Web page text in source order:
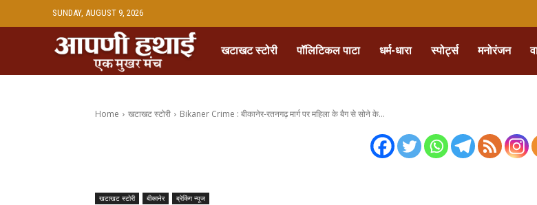
SUNDAY, AUGUST 9, 2026
खटाखट स्टोरी पॉलिटिकल पाटा धर्म-धारा स्पोर्ट्स मनोरंजन
Home खटाखट स्टोरी Bikaner Crime : बीकानेर-रतनगढ़ मार्ग पर महिला के बैग से सोने के...
खटाखट स्टोरी बीकानेर ब्रेकिंग न्यूज